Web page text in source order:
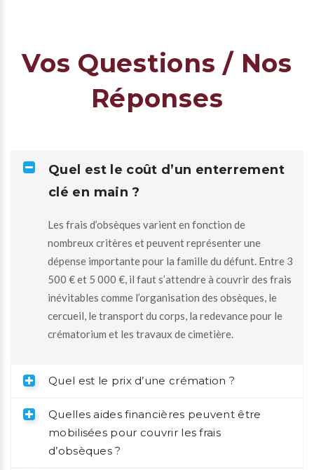
Vos Questions / Nos
Réponses
Quel est le coût d’un enterrement
clé en main ?
Les frais d’obsèques varient en fonction de
nombreux critères et peuvent représenter une
dépense importante pour la famille du défunt. Entre 3
500 € et 5 000 €, il faut s’attendre à couvrir des frais
inévitables comme l’organisation des obsèques, le
cercueil, le transport du corps, la redevance pour le
crématorium et les travaux de cimetière.
Quel est le prix d’une crémation ?
Quelles aides financières peuvent être
mobilisées pour couvrir les frais
d’obsèques ?